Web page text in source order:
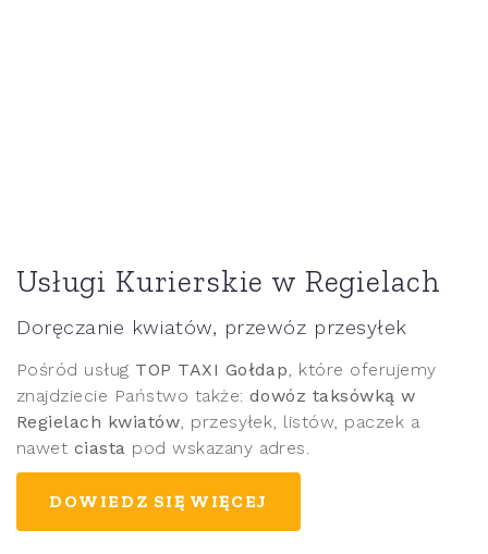
Usługi Kurierskie w Regielach
Doręczanie kwiatów, przewóz przesyłek
Pośród usług TOP TAXI Gołdap, które oferujemy
znajdziecie Państwo także: dowóz taksówką w
Regielach kwiatów, przesyłek, listów, paczek a
nawet ciasta pod wskazany adres.
DOWIEDZ SIĘ WIĘCEJ